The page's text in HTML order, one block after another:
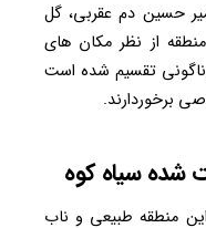
میر حسین دم عقربی، گل
از نظر مکان های
تقسیم شده است
برخوردارند.
شده سیاه کوه
منطقه طبیعی و ناب